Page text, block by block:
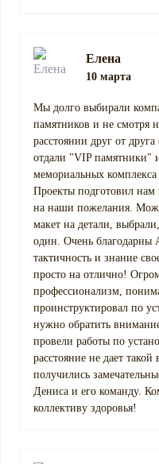
Елена
10 марта
Мы долго выбирали
памятников и не смотря
расстоянии друг от
отдали "VIP памятники"
мемориальных
Проекты подготовил нам
на наши пожелания.
макет на детали,
один. Очень благодарны
тактичность и знание
просто на отлично!
профессионализм,
проинструктировал по
нужно обратить
провели работы по
расстояние не дает
получились
Дениса и его команду.
коллективу здоровья!